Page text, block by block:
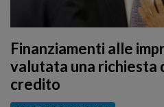
Finanziamenti alle
valutata una richiesta
credito